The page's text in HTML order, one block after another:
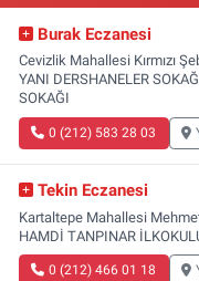
Burak Eczanesi
Cevizlik Mahallesi Kırmızı
YANI DERSHANELER
SOKAĞI
0 (212) 583 28 03
Tekin Eczanesi
Kartaltepe Mahallesi
HAMDİ TANPINAR
0 (212) 466 01 18